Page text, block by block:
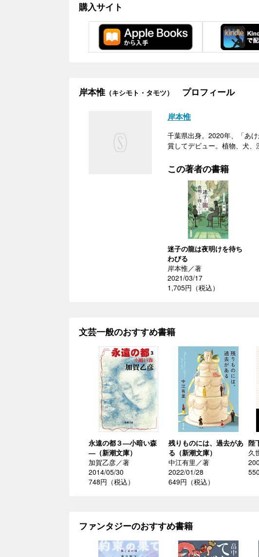
購入サイト
岸本惟（キシモト・タモツ） プロフィール
岸本惟
千葉県出身。2020年、「あ
賞してデビュー。植物、犬、
この著者の書籍
迷子の龍は夜明けを待ち
わびる
岸本惟／著
2021/03/17
1,705円（税込）
文芸一般のおすすめ書籍
永遠の都３―小暗い森
―（新潮文庫）
加賀乙彦／著
2014/05/30
748円（税込）
残りものには、過去があ
る（新潮文庫）
中江有里／著
2022/01/28
649円（税込）
陛
久
ファンタジーのおすすめ書籍